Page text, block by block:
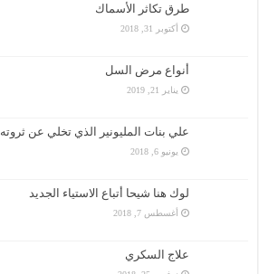
طرق تكاثر الأسماك
أكتوبر 31, 2018
أنواع مرض السل
يناير 21, 2019
علي بنات المليونير الذي تخلي عن ثروته
يونيو 6, 2018
لوك هنا شيحا أتباع الاستياء الجديد
أغسطس 7, 2018
علاج السكري